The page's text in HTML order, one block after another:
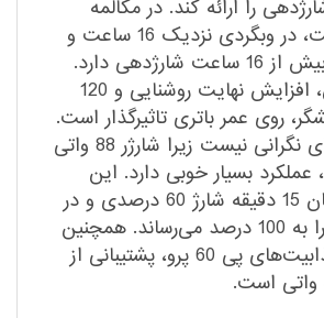
را ارائه کند. در مکالمه
نزدیک 24 ساعت، در وبگردی نزدیک 16 ساعت و
تماشای ویدیو بیش از 16 ساعت شارژدهی دارد.
البته بازی کردن، افزایش نهایت روشنایی و 120
روی عمر باتری تاثیرگذار است.
با این وجود جای نگرانی نیست زیرا شارژر 88 واتی
بسیار خوبی دارد. این
شارژر تنها در زمان 15 دقیقه شارژ 60 درصدی و در
35 دقیقه شارژ را به 100 درصد می‌رساند. همچنین
یکی دیگر از جذابیت‌های پی 60 پرو، پشتیبانی از